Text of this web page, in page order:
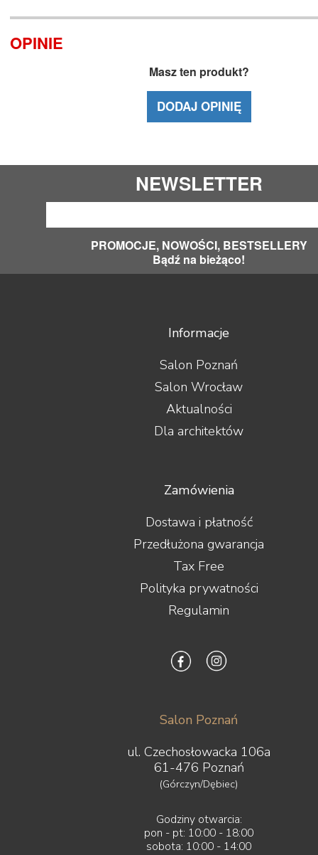
OPINIE
Masz ten produkt?
DODAJ OPINIĘ
NEWSLETTER
PROMOCJE, NOWOŚCI, BESTSELLERY
Bądź na bieżąco!
Informacje
Salon Poznań
Salon Wrocław
Aktualności
Dla architektów
Zamówienia
Dostawa i płatność
Przedłużona gwarancja
Tax Free
Polityka prywatności
Regulamin
Salon Poznań
ul. Czechosłowacka 106a
61-476 Poznań
(Górczyn/Dębiec)
Godziny otwarcia:
pon - pt: 10:00 - 18:00
sobota: 10:00 - 14:00